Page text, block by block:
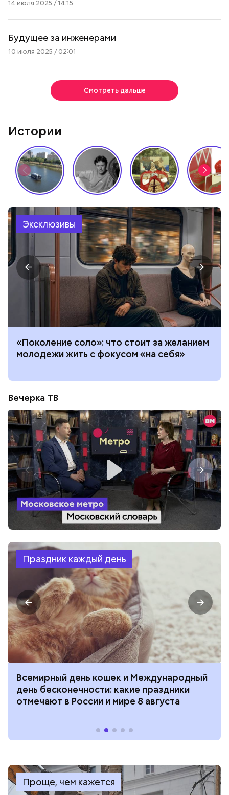
14 июля 2025 / 14:15
Будущее за инженерами
10 июля 2025 / 02:01
Смотреть дальше
Истории
Эксклюзивы
«Поколение соло»: что стоит за желанием
молодежи жить с фокусом «на себя»
Вечерка ТВ
Праздник каждый день
Всемирный день кошек и Международный
день бесконечности: какие праздники
отмечают в России и мире 8 августа
Проще, чем кажется